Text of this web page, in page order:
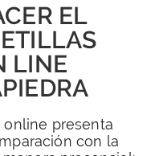
EL
LINE
online presenta
con la